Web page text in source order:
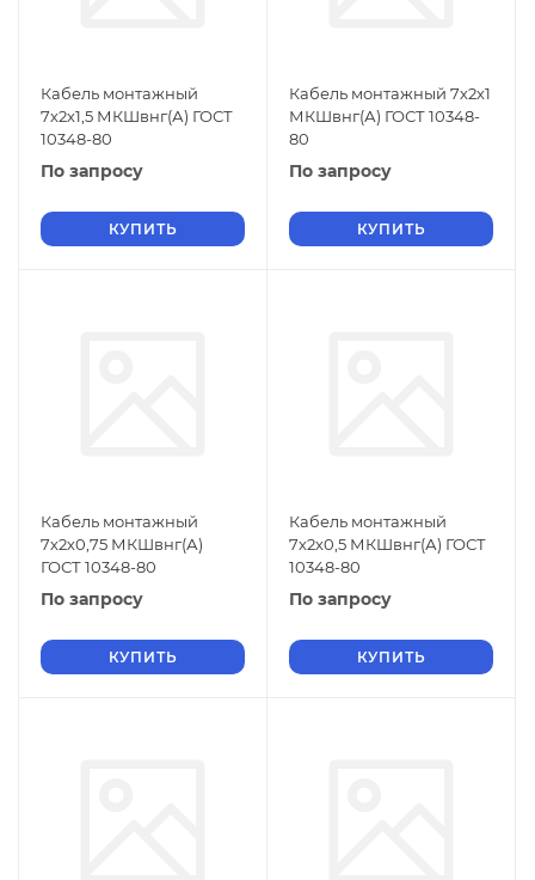
Кабель монтажный
7х2х1,5 МКШвнг(А) ГОСТ
10348-80
По запросу
КУПИТЬ
Кабель монтажный 7х2х1
МКШвнг(А) ГОСТ 10348-
80
По запросу
КУПИТЬ
Кабель монтажный
7х2х0,75 МКШвнг(А)
ГОСТ 10348-80
По запросу
КУПИТЬ
Кабель монтажный
7х2х0,5 МКШвнг(А) ГОСТ
10348-80
По запросу
КУПИТЬ